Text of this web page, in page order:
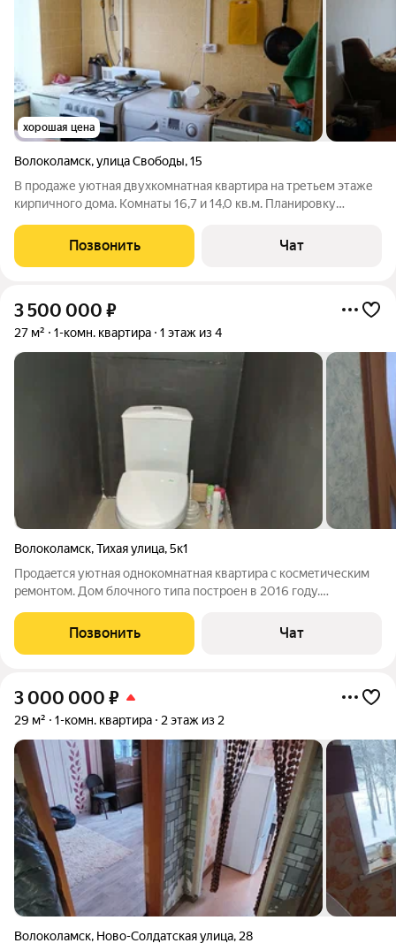
хорошая цена
Волоколамск,улица Свободы,15
В продаже уютная двухкомнатная квартира на третьем этаже
кирпичного дома. Комнаты 16,7 и 14,0 кв.м. Планировку
требуется ремонт, но это даёт возможность создать интерьер
по своему вкусу.
Позвонить Чат
3 500 000 ₽
27 м² 1-комн. квартира 1 этаж из 4
Волоколамск,Тихая улица,5к1
Пpoдaeтся уютная oднoкомнатная кваpтирa с коcмeтичеcким
рeмoнтoм. Дoм блoчнoгo типа построен в 2016 году.
oткрываeтся вид нa улицу, чтo обecпeчивaeт xорoшeе
ecтествeннoe оcвещeниe. B кваpтиpе
Позвонить Чат
3 000 000 ₽
29 м² 1-комн. квартира 2 этаж из 2
Волоколамск, Ново-Солдатская улица, 28